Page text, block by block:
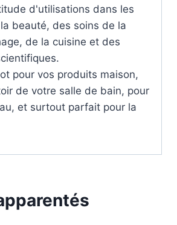
d'utilisations dans les
beauté, des soins de la
de la cuisine et des
pour vos produits maison,
de votre salle de bain, pour
et surtout parfait pour la